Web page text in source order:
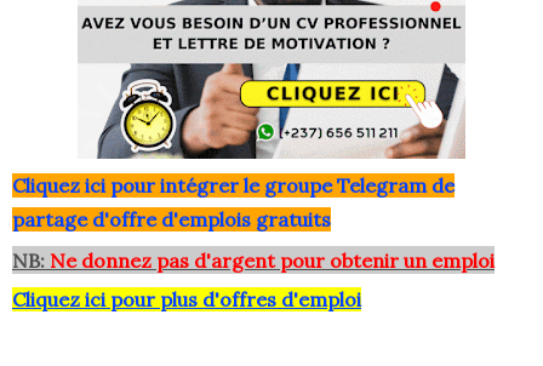
Cliquez ici pour intégrer le groupe Telegram de
partage d'offre d'emplois gratuits
NB: Ne donnez pas d'argent pour obtenir un emploi
Cliquez ici pour plus d'offres d'emploi